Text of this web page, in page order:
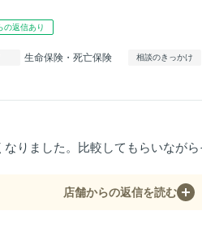
の返信あり
生命保険・死亡保険 相談のきっかけ
りました。比較してもらいなが
店舗からの返信を読む